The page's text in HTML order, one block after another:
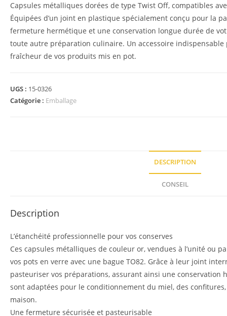
Capsules métalliques dorées de type Twist Off, compatibles
Équipées d’un joint en plastique spécialement conçu pour la
fermeture hermétique et une conservation longue durée de
toute autre préparation culinaire. Un accessoire
fraîcheur de vos produits mis en pot.
UGS : 15-0326
Catégorie : Emballage
DESCRIPTION
CONSEIL
Description
L’étanchéité professionnelle pour vos conserves
Ces capsules métalliques de couleur or, vendues à l’unité ou
vos pots en verre avec une bague TO82. Grâce à leur joint
pasteuriser vos préparations, assurant ainsi une conservation
sont adaptées pour le conditionnement du miel, des
maison.
Une fermeture sécurisée et pasteurisable